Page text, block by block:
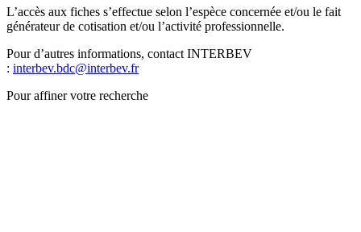
L’accès aux fiches s’effectue selon l’espèce concernée et/ou le fait
générateur de cotisation et/ou l’activité professionnelle.
Pour d’autres informations, contact INTERBEV
: interbev.bdc@interbev.fr
Pour affiner votre recherche